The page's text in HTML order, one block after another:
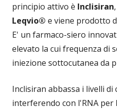
principio attivo è Inclisiran
Leqvio® e viene prodotto
E' un farmaco-siero
elevato la cui frequenza di
iniezione sottocutanea da
Inclisiran abbassa i livelli di
interferendo con l'RNA per